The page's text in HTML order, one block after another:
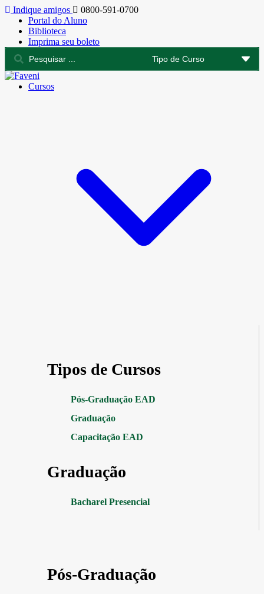
Indique amigos
0800-591-0700
Portal do Aluno
Biblioteca
Imprima seu boleto
Cursos
Tipos de Cursos
Pós-Graduação EAD
Graduação
Capacitação EAD
Graduação
Bacharel Presencial
Pós-Graduação